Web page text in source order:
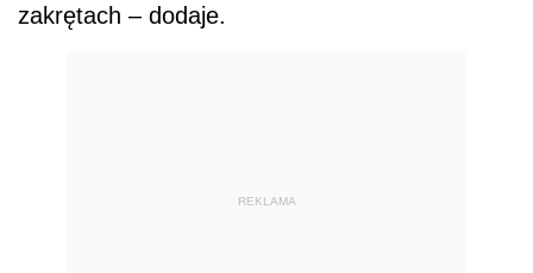
zakrętach – dodaje.
REKLAMA